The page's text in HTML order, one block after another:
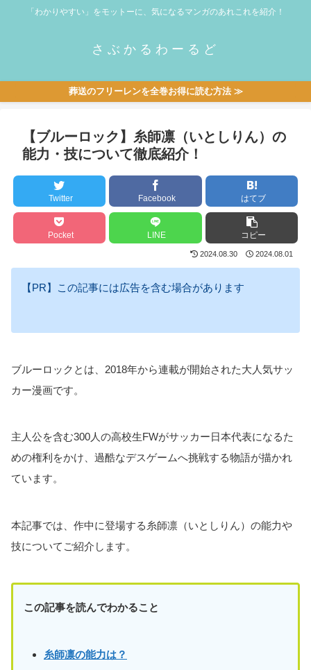
「わかりやすい」をモットーに、気になるマンガのあれこれを紹介！
さぶかるわーるど
葬送のフリーレンを全巻お得に読む方法 ≫
【ブルーロック】糸師凛（いとしりん）の
能力・技について徹底紹介！
Twitter Facebook はてブ
Pocket LINE コピー
2024.08.30 2024.08.01
【PR】この記事には広告を含む場合があります
ブルーロックとは、2018年から連載が開始された大人気サッ
カー漫画です。
主人公を含む300人の高校生FWがサッカー日本代表になるた
めの権利をかけ、過酷なデスゲームへ挑戦する物語が描かれ
ています。
本記事では、作中に登場する糸師凛（いとしりん）の能力や
技についてご紹介します。
この記事を読んでわかること
糸師凛の能力は？